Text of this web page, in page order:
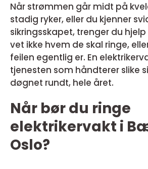
Når strømmen går midt på
stadig ryker, eller du kjenner
sikringsskapet, trenger du
vet ikke hvem de skal ringe,
feilen egentlig er. En
tjenesten som håndterer slike
døgnet rundt, hele året.
Når bør du ringe
elektrikervakt i
Oslo?